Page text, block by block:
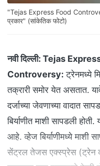
"Tejas Express Food
प्रकार" (सांकेतिक फोटो)
नवी दिल्ली: Tejas
Controversy: ट्रेनमध्ये
तक्रारी समोर येत असतात.
दर्जाच्या जेवणाच्या वादात
बिर्याणीत माशी सापडली
आहे. व्हेज बिर्याणीमध्ये माशी
सेंट्रल तेजस एक्स्प्रेस (ट्रेन